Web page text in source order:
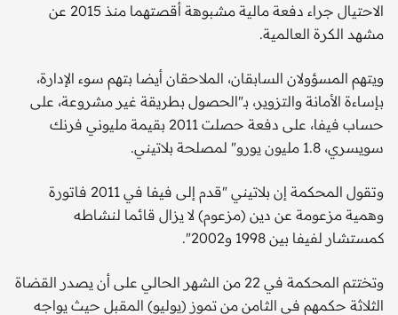
الاحتيال جراء دفعة مالية مشبوهة أقصتهما منذ 2015 عن
مشهد الكرة العالمية.
ويتهم المسؤولان السابقان، الملاحقان أيضا بتهم سوء الإدارة،
بإساءة الأمانة والتزوير، بـ"الحصول بطريقة غير مشروعة، على
حساب فيفا، على دفعة حصلت 2011 بقيمة مليوني فرنك
سويسري، 1.8 مليون يورو" لمصلحة بلاتيني.
وتقول المحكمة إن بلاتيني "قدم إلى فيفا في 2011 فاتورة
وهمية مزعومة عن دين (مزعوم) لا يزال قائما لنشاطه
كمستشار لفيفا بين 1998 و2002".
وتختتم المحكمة في 22 من الشهر الحالي على أن يصدر القضاة
الثلاثة حكمهم في الثامن من تموز (يوليو) المقبل حيث يواجه